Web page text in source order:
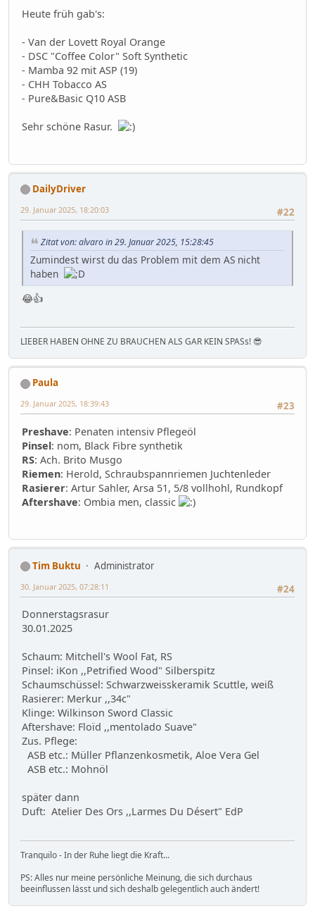
Heute früh gab's:
- Van der Lovett Royal Orange
- DSC "Coffee Color" Soft Synthetic
- Mamba 92 mit ASP (19)
- CHH Tobacco AS
- Pure&Basic Q10 ASB
Sehr schöne Rasur.
DailyDriver
#22
29. Januar 2025, 18:20:03
Zitat von: alvaro in 29. Januar 2025, 15:28:45
Zumindest wirst du das Problem mit dem AS nicht
haben
😂👍
LIEBER HABEN OHNE ZU BRAUCHEN ALS GAR KEIN SPASs! 😎
Paula
#23
29. Januar 2025, 18:39:43
Preshave: Penaten intensiv Pflegeöl
Pinsel: nom, Black Fibre synthetik
RS: Ach. Brito Musgo
Riemen: Herold, Schraubspannriemen Juchtenleder
Rasierer: Artur Sahler, Arsa 51, 5/8 vollhohl, Rundkopf
Aftershave: Ombia men, classic
Tim Buktu
Administrator
#24
30. Januar 2025, 07:28:11
Donnerstagsrasur
30.01.2025
Schaum: Mitchell's Wool Fat, RS
Pinsel: iKon ,,Petrified Wood" Silberspitz
Schaumschüssel: Schwarzweisskeramik Scuttle, weiß
Rasierer: Merkur ,,34c"
Klinge: Wilkinson Sword Classic
Aftershave: Floïd ,,mentolado Suave"
Zus. Pflege:
ASB etc.: Müller Pflanzenkosmetik, Aloe Vera Gel
ASB etc.: Mohnöl
später dann
Duft: Atelier Des Ors ,,Larmes Du Désert" EdP
Tranquilo - In der Ruhe liegt die Kraft...
PS: Alles nur meine persönliche Meinung, die sich durchaus
beeinflussen lässt und sich deshalb gelegentlich auch ändert!